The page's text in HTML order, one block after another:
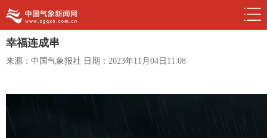
幸福连成串
来源：中国气象报社 日期：2023年11月04日11:08